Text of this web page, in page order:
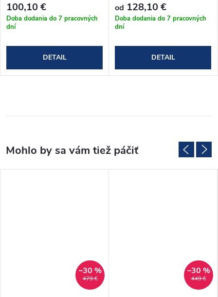
100,10 €
Doba dodania do 7 pracovných
dní
DETAIL
od 128,10 €
Doba dodania do 7 pracovných
dní
DETAIL
479 €
–30 %
449 €
–30 %